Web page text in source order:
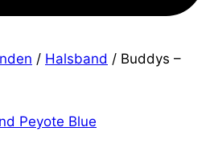
/ Halsband / Buddys –